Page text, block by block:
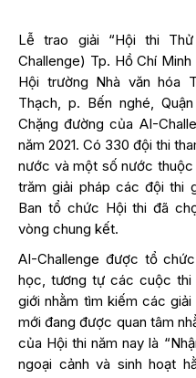
Lễ trao giải “Hội thi
Challenge) Tp. Hồ Chí
Hội trường Nhà văn hóa
Thạch, p. Bến nghé,
Chặng đường của AI-
năm 2021. Có 330 đội thi
nước và một số nước
trăm giải pháp các đội thi
Ban tổ chức Hội thi đã
vòng chung kết.
AI-Challenge được tổ
học, tương tự các cuộc
giới nhằm tìm kiếm các
mới đang được quan tâm
của Hội thi năm nay là
ngoại cảnh và sinh hoạt